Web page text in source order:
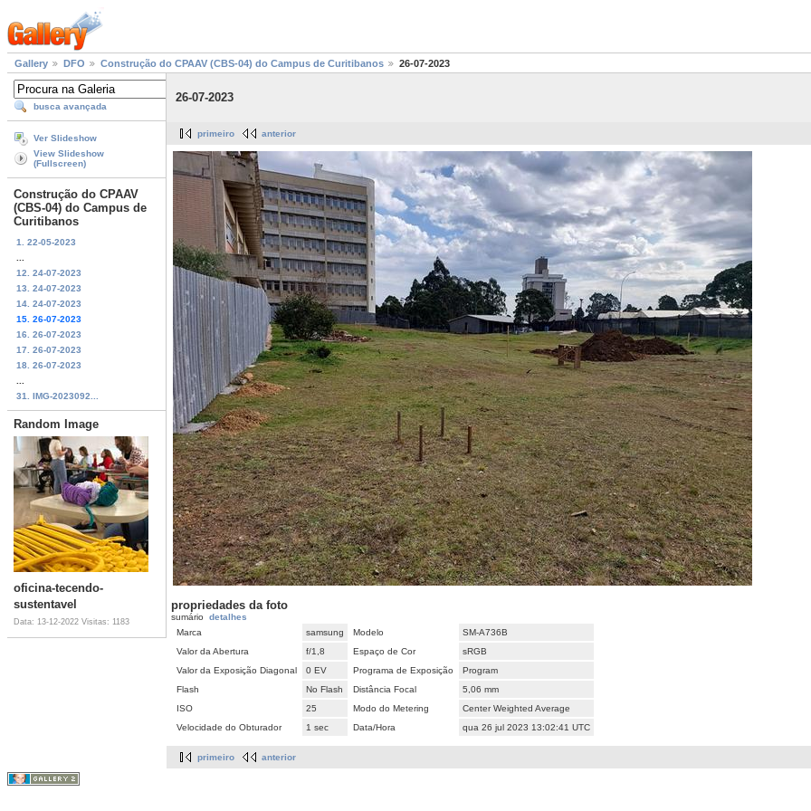
Gallery DFO Construção do CPAAV (CBS-04) do Campus de Curitibanos 26-07-2023
busca avançada
Ver Slideshow
View Slideshow
(Fullscreen)
Construção do CPAAV
(CBS-04) do Campus de
Curitibanos
1. 22-05-2023
12. 24-07-2023
13. 24-07-2023
14. 24-07-2023
15. 26-07-2023
16. 26-07-2023
17. 26-07-2023
18. 26-07-2023
31. IMG-2023092...
Random Image
oficina-tecendo-
sustentavel
Data: 13-12-2022 Visitas: 1183
26-07-2023
primeiro anterior
propriedades da foto
sumário detalhes
Marca
samsung Modelo
SM-A736B
Valor da Abertura
f/1,8 Espaço de Cor
sRGB
Valor da Exposição Diagonal
0 EV Programa de Exposição
Program
Flash
No Flash Distância Focal
5,06 mm
ISO
25 Modo do Metering
Center Weighted Average
Velocidade do Obturador
1 sec Data/Hora qua 26 jul 2023 13:02:41 UTC
primeiro anterior